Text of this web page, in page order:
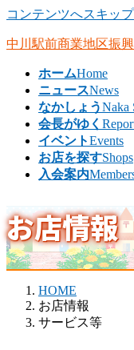
コンテンツへスキップ
中川駅前商業地区振
ホームHome
ニュースNews
なかしょうNaka
会長がゆく
イベントEvents
お店を探すShops
入会案内
お店情報
HOME
お店情報
サービス等